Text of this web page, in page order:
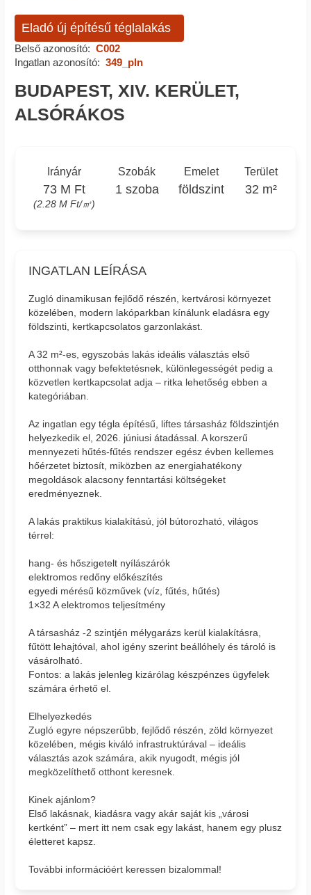
Eladó új építésű téglalakás
Belső azonosító: C002
Ingatlan azonosító: 349_pln
BUDAPEST, XIV. KERÜLET,
ALSÓRÁKOS
Irányár
73 M Ft
(2.28 M Ft/㎡)
Szobák
1 szoba
Emelet
földszint
Terület
32 m²
INGATLAN LEÍRÁSA
Zugló dinamikusan fejlődő részén, kertvárosi környezet
közelében, modern lakóparkban kínálunk eladásra egy
földszinti, kertkapcsolatos garzonlakást.
A 32 m²-es, egyszobás lakás ideális választás első
otthonnak vagy befektetésnek, különlegességét pedig a
közvetlen kertkapcsolat adja – ritka lehetőség ebben a
kategóriában.
Az ingatlan egy tégla építésű, liftes társasház földszintjén
helyezkedik el, 2026. júniusi átadással. A korszerű
mennyezeti hűtés-fűtés rendszer egész évben kellemes
hőérzetet biztosít, miközben az energiahatékony
megoldások alacsony fenntartási költségeket
eredményeznek.
A lakás praktikus kialakítású, jól bútorozható, világos
térrel:
hang- és hőszigetelt nyílászárók
elektromos redőny előkészítés
egyedi mérésű közművek (víz, fűtés, hűtés)
1×32 A elektromos teljesítmény
A társasház -2 szintjén mélygarázs kerül kialakításra,
fűtött lehajtóval, ahol igény szerint beállóhely és tároló is
vásárolható.
Fontos: a lakás jelenleg kizárólag készpénzes ügyfelek
számára érhető el.
Elhelyezkedés
Zugló egyre népszerűbb, fejlődő részén, zöld környezet
közelében, mégis kiváló infrastruktúrával – ideális
választás azok számára, akik nyugodt, mégis jól
megközelíthető otthont keresnek.
Kinek ajánlom?
Első lakásnak, kiadásra vagy akár saját kis „városi
kertként” – mert itt nem csak egy lakást, hanem egy plusz
életteret kapsz.
További információért keressen bizalommal!